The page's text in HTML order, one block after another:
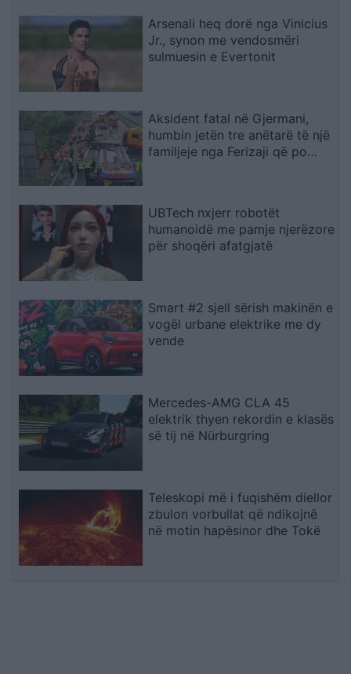
Arsenali heq dorë nga Vinicius
Jr., synon me vendosmëri
sulmuesin e Evertonit
Aksident fatal në Gjermani,
humbin jetën tre anëtarë të një
familjeje nga Ferizaji që po
UBTech nxjerr robotët
humanoidë me pamje njerëzore
për shoqëri afatgjatë
Smart #2 sjell sërish makinën e
vogël urbane elektrike me dy
vende
Mercedes-AMG CLA 45
elektrik thyen rekordin e klasës
së tij në Nürburgring
Teleskopi më i fuqishëm diellor
zbulon vorbullat që ndikojnë
në motin hapësinor dhe Tokë